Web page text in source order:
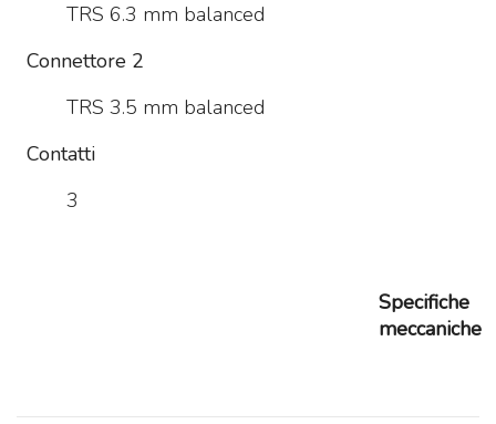
TRS 6.3 mm balanced
Connettore 2
TRS 3.5 mm balanced
Contatti
3
Specifiche
meccaniche